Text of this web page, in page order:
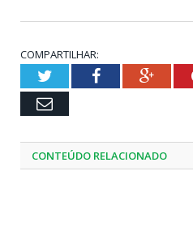
COMPARTILHAR:
TwitterFacebook
Email
CONTEÚDO RELACIONADO